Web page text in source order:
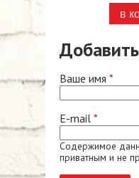
Ваше имя *
E-mail *
Содержимое
приватным и не